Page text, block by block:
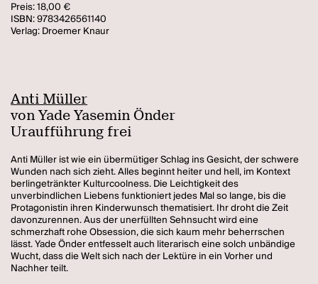
Preis: 18,00 €
ISBN: 9783426561140
Verlag: Droemer Knaur
Anti Müller
von Yade Yasemin Önder
Uraufführung frei
Anti Müller ist wie ein übermütiger Schlag ins Gesicht, der schwere
Wunden nach sich zieht. Alles beginnt heiter und hell, im Kontext
berlingetränkter Kulturcoolness. Die Leichtigkeit des
unverbindlichen Liebens funktioniert jedes Mal so lange, bis die
Protagonistin ihren Kinderwunsch thematisiert. Ihr droht die Zeit
davonzurennen. Aus der unerfüllten Sehnsucht wird eine
schmerzhaft rohe Obsession, die sich kaum mehr beherrschen
lässt. Yade Önder entfesselt auch literarisch eine solch unbändige
Wucht, dass die Welt sich nach der Lektüre in ein Vorher und
Nachher teilt.